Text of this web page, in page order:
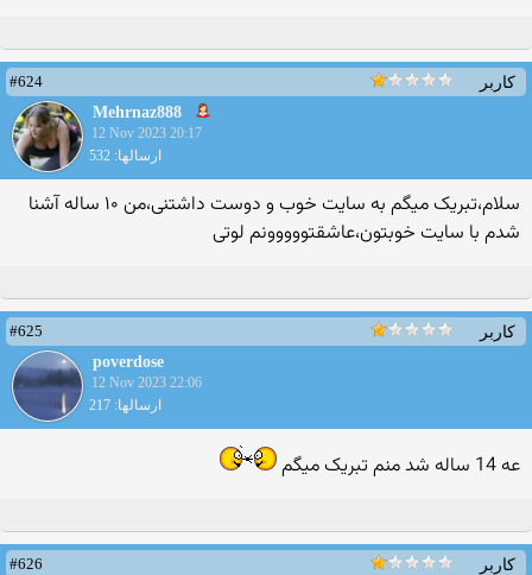
کاربر
#624
Mehrnaz888
12 Nov 2023 20:17
ارسالها: 532
سلام،تبریک میگم به سایت خوب و دوست داشتنی،من ۱۰ ساله آشنا
شدم با سایت خوبتون،عاشقتووووونم لوتی
کاربر
#625
poverdose
12 Nov 2023 22:06
ارسالها: 217
عه 14 ساله شد منم تبریک میگم
کاربر
#626